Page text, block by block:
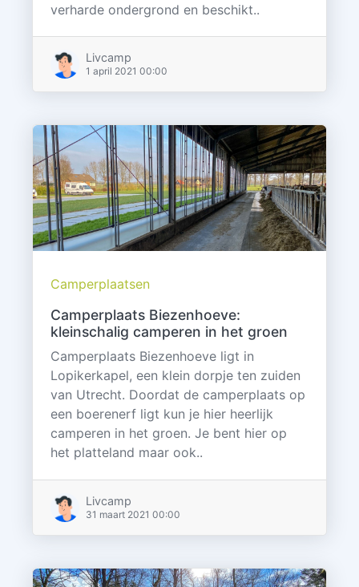
verharde ondergrond en beschikt..
Livcamp
1 april 2021 00:00
Camperplaatsen
Camperplaats Biezenhoeve:
kleinschalig camperen in het groen
Camperplaats Biezenhoeve ligt in
Lopikerkapel, een klein dorpje ten zuiden
van Utrecht. Doordat de camperplaats op
een boerenerf ligt kun je hier heerlijk
camperen in het groen. Je bent hier op
het platteland maar ook..
Livcamp
31 maart 2021 00:00